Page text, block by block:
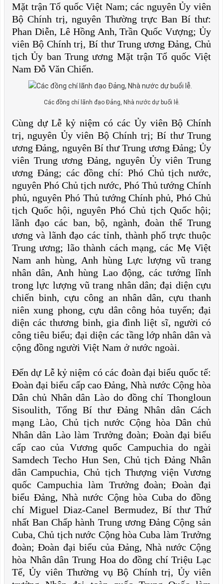
Mặt trận Tổ quốc Việt Nam; các nguyên Ủy viên
Bộ Chính trị, nguyên Thường trực Ban Bí thư:
Phan Diễn, Lê Hồng Anh, Trần Quốc Vượng; Ủy
viên Bộ Chính trị, Bí thư Trung ương Đảng, Chủ
tịch Ủy ban Trung ương Mặt trận Tổ quốc Việt
Nam Đỗ Văn Chiến.
Các đồng chí lãnh đạo Đảng, Nhà nước dự buổi lễ.
Cùng dự Lễ kỷ niệm có các Ủy viên Bộ Chính
trị, nguyên Ủy viên Bộ Chính trị; Bí thư Trung
ương Đảng, nguyên Bí thư Trung ương Đảng; Ủy
viên Trung ương Đảng, nguyên Ủy viên Trung
ương Đảng; các đồng chí: Phó Chủ tịch nước,
nguyên Phó Chủ tịch nước, Phó Thủ tướng Chính
phủ, nguyên Phó Thủ tướng Chính phủ, Phó Chủ
tịch Quốc hội, nguyên Phó Chủ tịch Quốc hội;
lãnh đạo các ban, bộ, ngành, đoàn thể Trung
ương và lãnh đạo các tỉnh, thành phố trực thuộc
Trung ương; lão thành cách mạng, các Mẹ Việt
Nam anh hùng, Anh hùng Lực lượng vũ trang
nhân dân, Anh hùng Lao động, các tướng lĩnh
trong lực lượng vũ trang nhân dân; đại diện cựu
chiến binh, cựu công an nhân dân, cựu thanh
niên xung phong, cựu dân công hỏa tuyến; đại
diện các thương binh, gia đình liệt sĩ, người có
công tiêu biểu; đại diện các tầng lớp nhân dân và
cộng đồng người Việt Nam ở nước ngoài.
Đến dự Lễ kỷ niệm có các đoàn đại biểu quốc tế:
Đoàn đại biểu cấp cao Đảng, Nhà nước Cộng hòa
Dân chủ Nhân dân Lào do đồng chí Thongloun
Sisoulith, Tổng Bí thư Đảng Nhân dân Cách
mạng Lào, Chủ tịch nước Cộng hòa Dân chủ
Nhân dân Lào làm Trưởng đoàn; Đoàn đại biểu
cấp cao của Vương quốc Campuchia do ngài
Samdech Techo Hun Sen, Chủ tịch Đảng Nhân
dân Campuchia, Chủ tịch Thượng viện Vương
quốc Campuchia làm Trưởng đoàn; Đoàn đại
biểu Đảng, Nhà nước Cộng hòa Cuba do đồng
chí Miguel Diaz-Canel Bermudez, Bí thư Thứ
nhất Ban Chấp hành Trung ương Đảng Cộng sản
Cuba, Chủ tịch nước Cộng hòa Cuba làm Trưởng
đoàn; Đoàn đại biểu của Đảng, Nhà nước Cộng
hòa Nhân dân Trung Hoa do đồng chí Triệu Lạc
Tế, Ủy viên Thường vụ Bộ Chính trị, Ủy viên